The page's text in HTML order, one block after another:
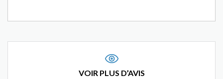
VOIR PLUS D’AVIS